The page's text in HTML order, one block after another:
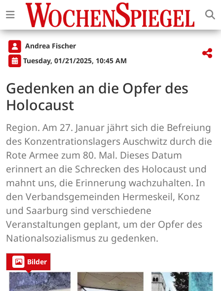
Andrea Fischer
Tuesday, 01/21/2025, 10:45 AM
Gedenken an die Opfer des
Holocaust
Region. Am 27. Januar jährt sich die Befreiung
des Konzentrationslagers Auschwitz durch die
Rote Armee zum 80. Mal. Dieses Datum
erinnert an die Schrecken des Holocaust und
mahnt uns, die Erinnerung wachzuhalten. In
den Verbandsgemeinden Hermeskeil, Konz
und Saarburg sind verschiedene
Veranstaltungen geplant, um der Opfer des
Nationalsozialismus zu gedenken.
Bilder